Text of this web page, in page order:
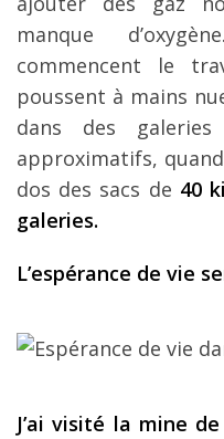
manque
commencent le
poussent à mains
dans des
approximatifs,
dos des sacs de 40
galeries.
L’espérance de vie
J’ai visité la mine